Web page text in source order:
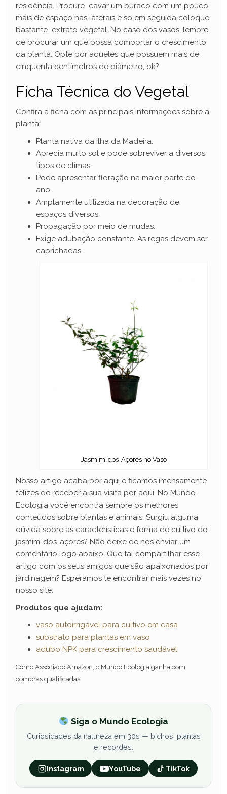
residência. Procure cavar um buraco com um pouco
mais de espaço nas laterais e só em seguida coloque
bastante extrato vegetal. No caso dos vasos, lembre
de procurar um que possa comportar o crescimento
da planta. Opte por aqueles que possuem mais de
cinquenta centímetros de diâmetro, ok?
Ficha Técnica do Vegetal
Confira a ficha com as principais informações sobre a
planta:
Planta nativa da Ilha da Madeira.
Aprecia muito sol e pode sobreviver a diversos
tipos de climas.
Pode apresentar floração na maior parte do
ano.
Amplamente utilizada na decoração de
espaços diversos.
Propagação por meio de mudas.
Exige adubação constante. As regas devem ser
caprichadas.
Jasmim-dos-Açores no Vaso
Nosso artigo acaba por aqui e ficamos imensamente
felizes de receber a sua visita por aqui. No Mundo
Ecologia você encontra sempre os melhores
conteúdos sobre plantas e animais. Surgiu alguma
dúvida sobre as características e forma de cultivo do
jasmim-dos-açores? Não deixe de nos enviar um
comentário logo abaixo. Que tal compartilhar esse
artigo com os seus amigos que são apaixonados por
jardinagem? Esperamos te encontrar mais vezes no
nosso site.
Produtos que ajudam:
vaso autoirrigável para cultivo em casa
substrato para plantas em vaso
adubo NPK para crescimento saudável
Como Associado Amazon, o Mundo Ecologia ganha com
compras qualificadas.
Siga o Mundo Ecologia
Curiosidades da natureza em 30s — bichos, plantas
e recordes.
Instagram YouTube TikTok